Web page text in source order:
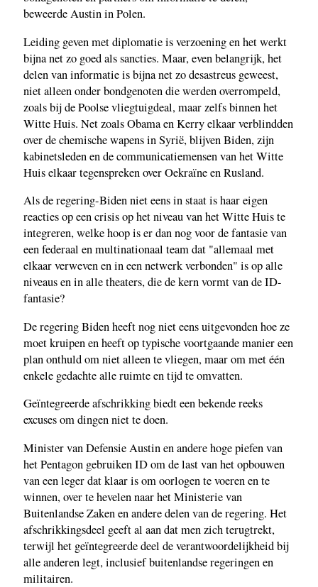
beweerde Austin in Polen.
Leiding geven met diplomatie is verzoening en het werkt
bijna net zo goed als sancties. Maar, even belangrijk, het
delen van informatie is bijna net zo desastreus geweest,
niet alleen onder bondgenoten die werden overrompeld,
zoals bij de Poolse vliegtuigdeal, maar zelfs binnen het
Witte Huis. Net zoals Obama en Kerry elkaar verblindden
over de chemische wapens in Syrië, blijven Biden, zijn
kabinetsleden en de communicatiemensen van het Witte
Huis elkaar tegenspreken over Oekraïne en Rusland.
Als de regering-Biden niet eens in staat is haar eigen
reacties op een crisis op het niveau van het Witte Huis te
integreren, welke hoop is er dan nog voor de fantasie van
een federaal en multinationaal team dat "allemaal met
elkaar verweven en in een netwerk verbonden" is op alle
niveaus en in alle theaters, die de kern vormt van de ID-
fantasie?
De regering Biden heeft nog niet eens uitgevonden hoe ze
moet kruipen en heeft op typische voortgaande manier een
plan onthuld om niet alleen te vliegen, maar om met één
enkele gedachte alle ruimte en tijd te omvatten.
Geïntegreerde afschrikking biedt een bekende reeks
excuses om dingen niet te doen.
Minister van Defensie Austin en andere hoge piefen van
het Pentagon gebruiken ID om de last van het opbouwen
van een leger dat klaar is om oorlogen te voeren en te
winnen, over te hevelen naar het Ministerie van
Buitenlandse Zaken en andere delen van de regering. Het
afschrikkingsdeel geeft al aan dat men zich terugtrekt,
terwijl het geïntegreerde deel de verantwoordelijkheid bij
alle anderen legt, inclusief buitenlandse regeringen en
militairen.